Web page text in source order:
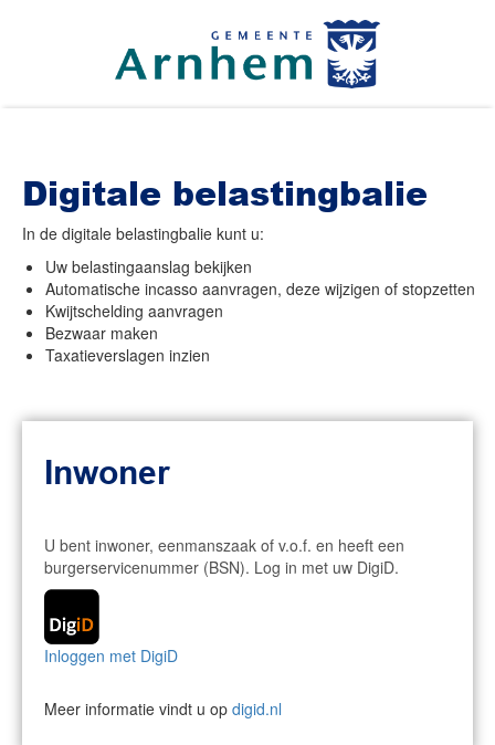
Digitale belastingbalie
In de digitale belastingbalie kunt u:
Uw belastingaanslag bekijken
Automatische incasso aanvragen, deze wijzigen of stopzetten
Kwijtschelding aanvragen
Bezwaar maken
Taxatieverslagen inzien
Inwoner
U bent inwoner, eenmanszaak of v.o.f. en heeft een
burgerservicenummer (BSN). Log in met uw DigiD.
Inloggen met DigiD
Meer informatie vindt u op digid.nl